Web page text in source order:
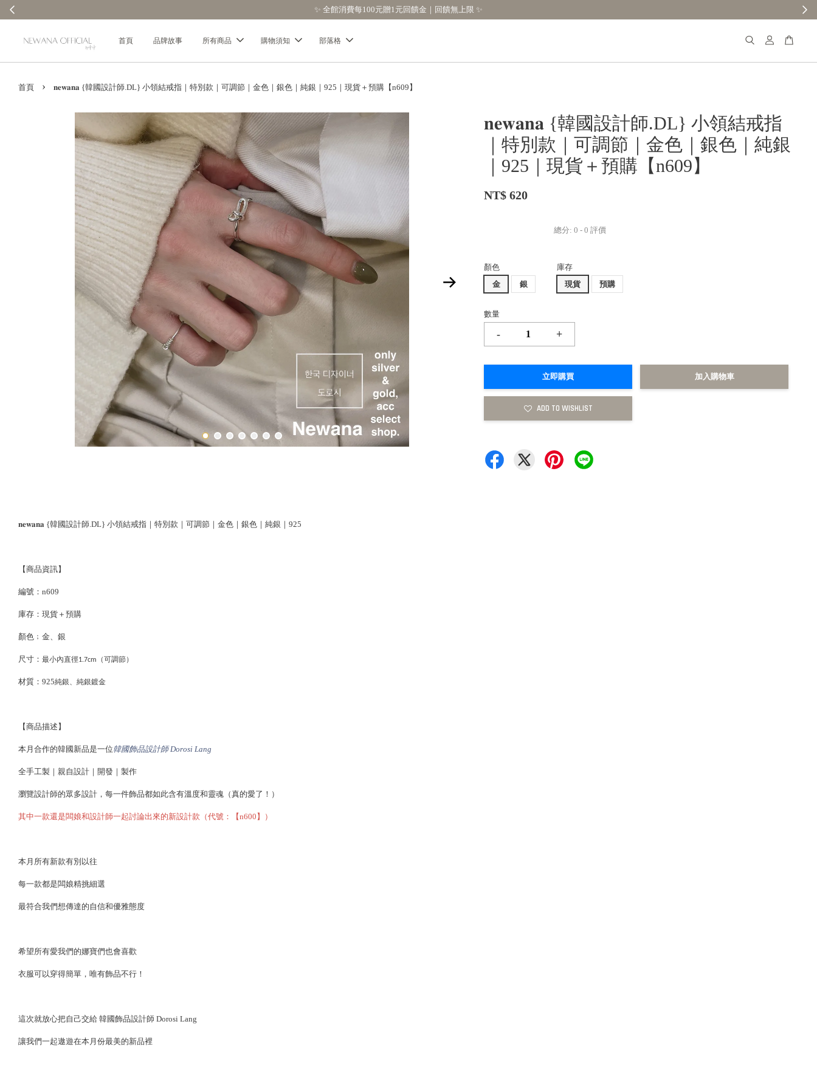
【分享購物評價💬】贈$30元購物金
首頁 品牌故事 所有商品 購物須知 部落格
首頁 › 𝐧𝐞𝐰𝐚𝐧𝐚 {韓國設計師.DL} 小領結戒指｜特別款｜可調節｜金色｜銀色｜純銀｜925｜現貨＋預購【n609】
𝐧𝐞𝐰𝐚𝐧𝐚 {韓國設計師.DL} 小領結戒指
｜特別款｜可調節｜金色｜銀色｜純銀
｜925｜現貨＋預購【n609】
NT$ 620
總分:0 -0 評價
顏色
金
銀
庫存
現貨
預購
數量
- +
立即購買 加入購物車
ADD TO WISHLIST
𝐧𝐞𝐰𝐚𝐧𝐚 {韓國設計師.DL} 小領結戒指｜特別款｜可調節｜金色｜銀色｜純銀｜925
【商品資訊】
編號：n609
庫存：現貨＋預購
顏色﹔金、銀
尺寸： 最小內直徑1.7cm（可調節）
材質：925純銀、純銀鍍金
【商品描述】
本月合作的韓國新品是一位韓國飾品設計師 Dorosi Lang
全手工製｜親自設計｜開發｜製作
瀏覽設計師的眾多設計，每一件飾品都如此含有溫度和靈魂（真的愛了！）
其中一款還是闆娘和設計師一起討論出來的新設計款（代號：【n600】）
本月所有新款有別以往
每一款都是闆娘精挑細選
最符合我們想傳達的自信和優雅態度
希望所有愛我們的娜寶們也會喜歡
衣服可以穿得簡單，唯有飾品不行！
這次就放心把自己交給 韓國飾品設計師 Dorosi Lang
讓我們一起遨遊在本月份最美的新品裡